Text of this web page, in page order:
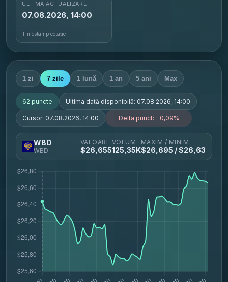
ULTIMA ACTUALIZARE
07.08.2026, 14:00
Timestamp cotație
1 zi 7 zile 1 lună 1 an 5 ani Max
62 puncte Ultima dată disponibilă: 07.08.2026, 14:00
Cursor: 07.08.2026, 14:00 Delta punct: -0,09%
WBD
WBD
VALOARE
$26,655
VOLUM
125,35K
MAXIM / MINIM
$26,695 / $26,63